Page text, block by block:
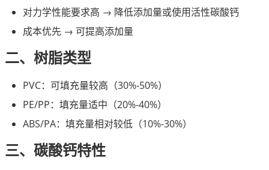
对力学性能要求高 → 降低添加量或使用活性碳酸钙
成本优先 → 可提高添加量
二、树脂类型
PVC：可填充量较高（30%-50%）
PE/PP：填充量适中（20%-40%）
ABS/PA：填充量相对较低（10%-30%）
三、碳酸钙特性